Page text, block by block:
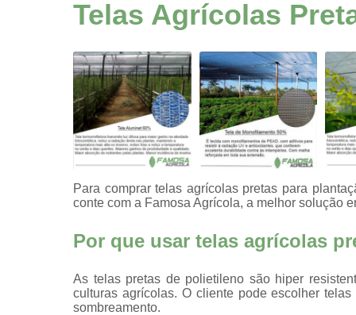
proteção
agrícola
Telas
agrícolas
Telas
agrícolas
pretas
Telas anti
afídeo
Telas de
Telas de
Telas
Telas Agrícolas
Para comprar telas agrícolas pretas para
conte com a Famosa Agrícola, a melhor solução
Por que usar telas agrícolas
As telas pretas de polietileno são hiper
culturas agrícolas. O cliente pode escolher
sombreamento.